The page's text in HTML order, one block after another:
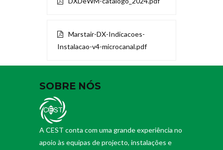
Marstair-DX-Indicacoes-
Instalacao-v4-microcanal.pdf
SOBRE NÓS
A CEST conta com uma grande experiência no
apoio às equipas de projecto, instalações e